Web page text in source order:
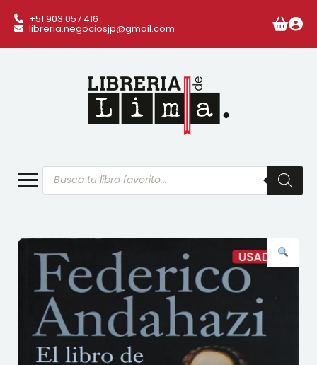
+51 903 057 416
libreria.negociosjp@gmail.com
Búsqueda
de
productos